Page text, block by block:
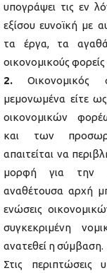
υπογράψει τις εν
εξίσου ευνοϊκή με
τα έργα, τα
οικονομικούς
2. Οικονομικός
μεμονωμένα είτε
οικονομικών
και των
απαιτείται να
μορφή για την
αναθέτουσα αρχή
ενώσεις
συγκεκριμένη
ανατεθεί η σύμβαση.
Στις